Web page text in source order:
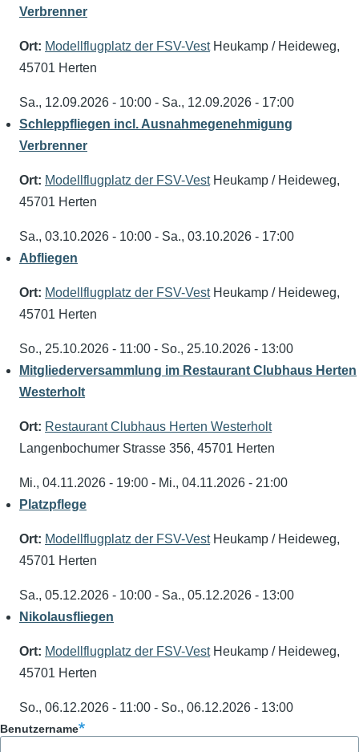
Verbrenner
Ort: Modellflugplatz der FSV-VestHeukamp / Heideweg,
45701 Herten
Sa., 12.09.2026 - 10:00 - Sa., 12.09.2026 - 17:00
Schleppfliegen incl. Ausnahmegenehmigung
Verbrenner
Ort: Modellflugplatz der FSV-VestHeukamp / Heideweg,
45701 Herten
Sa., 03.10.2026 - 10:00 - Sa., 03.10.2026 - 17:00
Abfliegen
Ort: Modellflugplatz der FSV-VestHeukamp / Heideweg,
45701 Herten
So., 25.10.2026 - 11:00 - So., 25.10.2026 - 13:00
Mitgliederversammlung im Restaurant Clubhaus Herten
Westerholt
Ort: Restaurant Clubhaus Herten Westerholt
Langenbochumer Strasse 356, 45701 Herten
Mi., 04.11.2026 - 19:00 - Mi., 04.11.2026 - 21:00
Platzpflege
Ort: Modellflugplatz der FSV-VestHeukamp / Heideweg,
45701 Herten
Sa., 05.12.2026 - 10:00 - Sa., 05.12.2026 - 13:00
Nikolausfliegen
Ort: Modellflugplatz der FSV-VestHeukamp / Heideweg,
45701 Herten
So., 06.12.2026 - 11:00 - So., 06.12.2026 - 13:00
Benutzername